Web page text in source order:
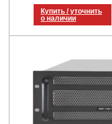
Купить / уточнить
о наличии